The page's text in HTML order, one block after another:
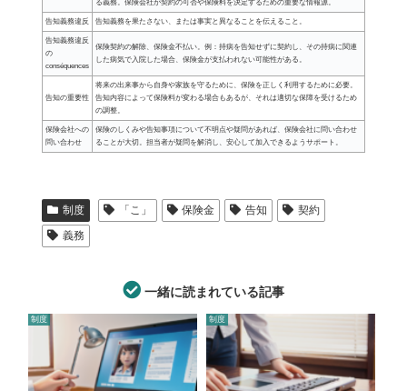
る義務。保険会社が契約の可否や保険料を決定するための重要な情報源。
告知義務違反 告知義務を果たさない、または事実と異なることを伝えること。
告知義務違反
の
conséquences
保険契約の解除、保険金不払い。例：持病を告知せずに契約し、その持病に関連
した病気で入院した場合、保険金が支払われない可能性がある。
告知の重要性
将来の出来事から自身や家族を守るために、保険を正しく利用するために必要。
告知内容によって保険料が変わる場合もあるが、それは適切な保障を受けるため
の調整。
保険会社への
問い合わせ
保険のしくみや告知事項について不明点や疑問があれば、保険会社に問い合わせ
ることが大切。担当者が疑問を解消し、安心して加入できるようサポート。
制度 「こ」 保険金 告知
契約
義務
一緒に読まれている記事
制度 制度